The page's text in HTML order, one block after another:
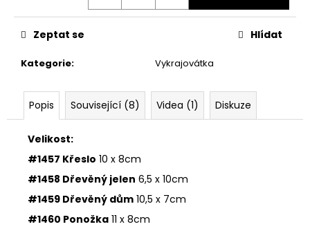
Kategorie: Vykrajovátka
Zeptat se Hlídat
Popis Související (8) Videa (1) Diskuze
Velikost:
#1457 Křeslo 10 x 8cm
#1458 Dřevěný jelen 6,5 x 10cm
#1459 Dřevěný dům 10,5 x 7cm
#1460 Ponožka 11 x 8cm
VYKRAJOVÁTKO
MIKULÁŠ
SET
#347